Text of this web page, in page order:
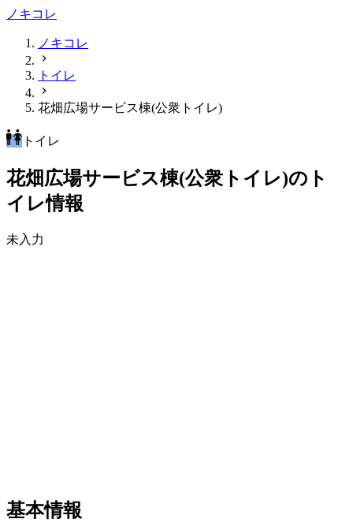
ノキコレ
ノキコレ
トイレ
花畑広場サービス棟(公衆トイレ)
トイレ
花畑広場サービス棟(公衆トイレ)のト
イレ情報
未入力
基本情報